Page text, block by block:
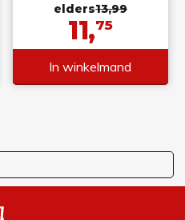
elders13,99
11,75
In winkelmand